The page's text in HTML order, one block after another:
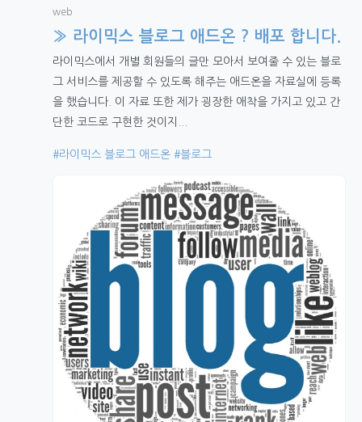
web
» 라이믹스 블로그 애드온 ? 배포 합니다.
라이믹스에서 개별 회원들의 글만 모아서 보여줄 수 있는 블로
그 서비스를 제공할 수 있도록 해주는 애드온을 자료실에 등록
을 했습니다. 이 자료 또한 제가 굉장한 애착을 가지고 있고 간
단한 코드로 구현한 것이지...
#라이믹스 블로그 애드온 #블로그